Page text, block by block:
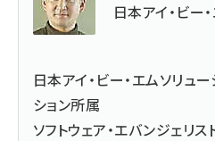
日本アイ・ビー
日本アイ・ビー・エムソリュ
ション所属
ソフトウェア・エバンジェリ